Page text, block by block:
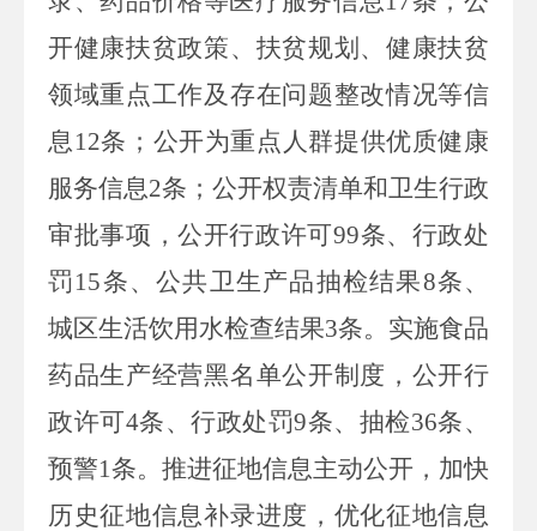
开健康扶贫政策、扶贫规划、健康扶贫
领域重点工作及存在问题整改情况等信
息12条；公开为重点人群提供优质健康
服务信息2条；公开权责清单和卫生行政
审批事项，公开行政许可99条、行政处
罚15条、公共卫生产品抽检结果8条、
城区生活饮用水检查结果3条。实施食品
药品生产经营黑名单公开制度，公开行
政许可4条、行政处罚9条、抽检36条、
预警1条。 推进征地信息主动公开，加快
历史征地信息补录进度，优化征地信息